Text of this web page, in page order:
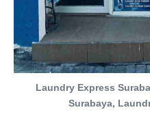
Laundry Express
Surabaya,